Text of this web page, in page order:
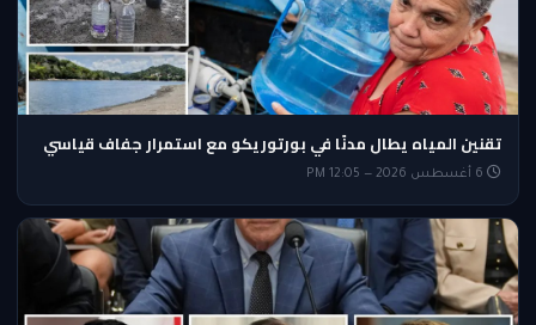
تقنين المياه يطال مدنًا في بورتوريكو مع استمرار جفاف قياسي